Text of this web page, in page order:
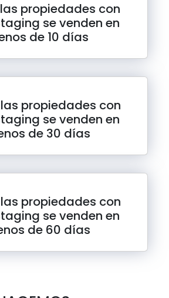
propiedades con
se venden en
de 10 días
propiedades con
se venden en
de 30 días
propiedades con
se venden en
de 60 días